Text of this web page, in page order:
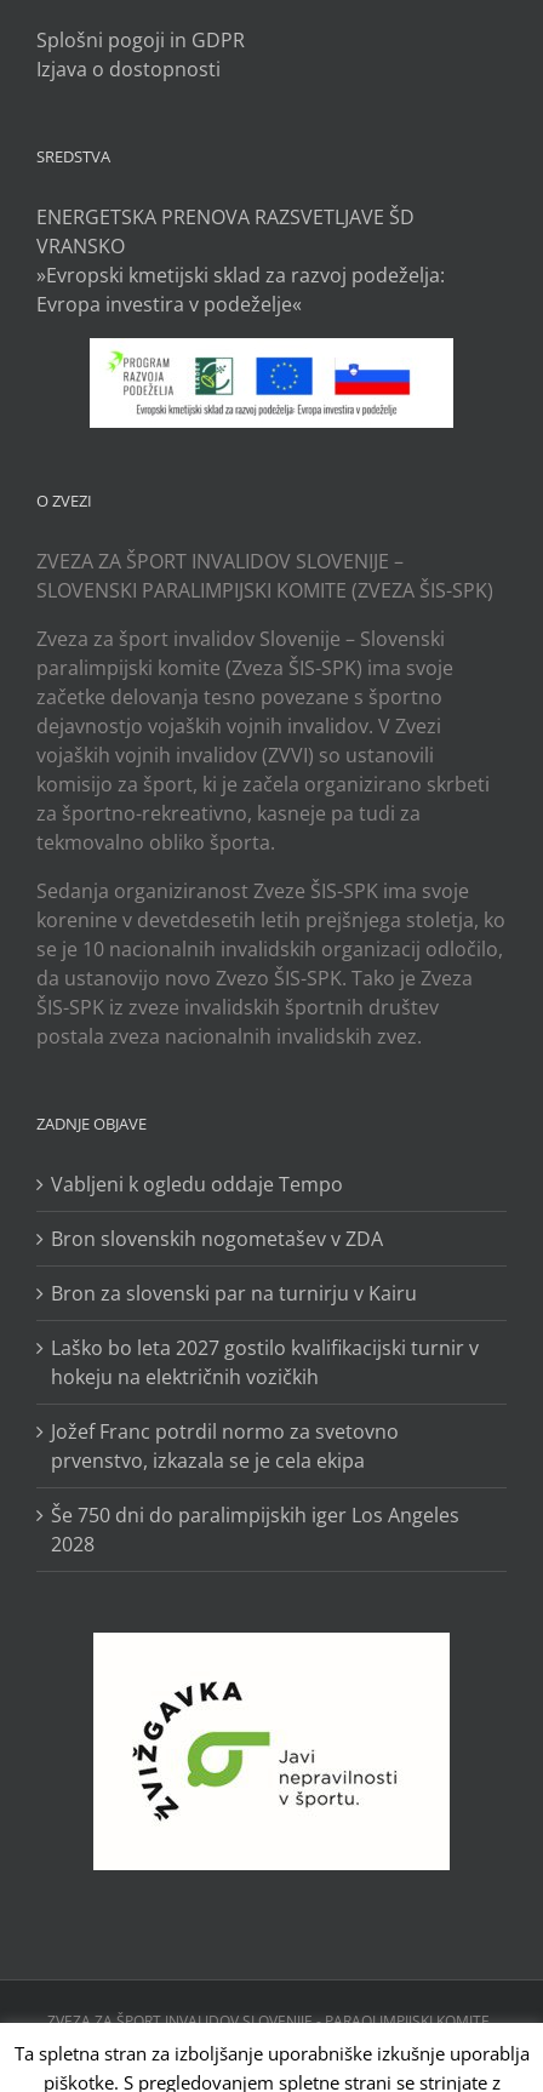
Splošni pogoji in GDPR
Izjava o dostopnosti
SREDSTVA
ENERGETSKA PRENOVA RAZSVETLJAVE ŠD
VRANSKO
»Evropski kmetijski sklad za razvoj podeželja:
Evropa investira v podeželje«
O ZVEZI
ZVEZA ZA ŠPORT INVALIDOV SLOVENIJE –
SLOVENSKI PARALIMPIJSKI KOMITE (ZVEZA ŠIS-SPK)
Zveza za šport invalidov Slovenije – Slovenski
paralimpijski komite (Zveza ŠIS-SPK) ima svoje
začetke delovanja tesno povezane s športno
dejavnostjo vojaških vojnih invalidov. V Zvezi
vojaških vojnih invalidov (ZVVI) so ustanovili
komisijo za šport, ki je začela organizirano skrbeti
za športno-rekreativno, kasneje pa tudi za
tekmovalno obliko športa.
Sedanja organiziranost Zveze ŠIS-SPK ima svoje
korenine v devetdesetih letih prejšnjega stoletja, ko
se je 10 nacionalnih invalidskih organizacij odločilo,
da ustanovijo novo Zvezo ŠIS-SPK. Tako je Zveza
ŠIS-SPK iz zveze invalidskih športnih društev
postala zveza nacionalnih invalidskih zvez.
ZADNJE OBJAVE
Vabljeni k ogledu oddaje Tempo
Bron slovenskih nogometašev v ZDA
Bron za slovenski par na turnirju v Kairu
Laško bo leta 2027 gostilo kvalifikacijski turnir v
hokeju na električnih vozičkih
Jožef Franc potrdil normo za svetovno
prvenstvo, izkazala se je cela ekipa
Še 750 dni do paralimpijskih iger Los Angeles
2028
ZVEZA ZA ŠPORT INVALIDOV SLOVENIJE - PARAOLIMPIJSKI KOMITE ,
CESTA 24. JUNIJA 23, 1231 LJUBLJANA, SLOVENIJA | Powered by
WordPress
Ta spletna stran za izboljšanje uporabniške izkušnje uporablja
piškotke. S pregledovanjem spletne strani se strinjate z